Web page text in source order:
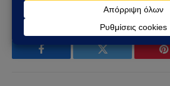
Facebook Twitter